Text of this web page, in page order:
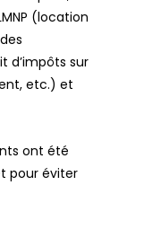
(location
d’impôts sur
etc.) et
ont été
pour éviter